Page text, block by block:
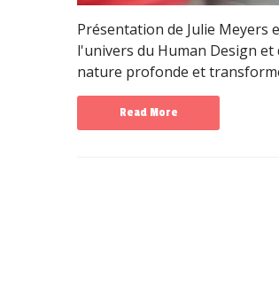
Présentation de Julie Meyers
l'univers du Human Design
nature profonde et
Read More